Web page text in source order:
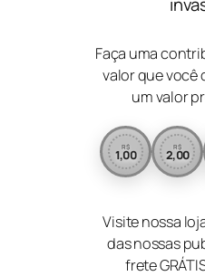
Faça uma
valor que você
um valor
R$
1,00
R$
2,00
Visite nossa
das nossas
frete